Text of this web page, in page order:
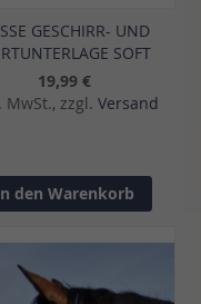
GESCHIRR- UND
SOFT
19,99 €
MwSt., zzgl. Versand
den Warenkorb